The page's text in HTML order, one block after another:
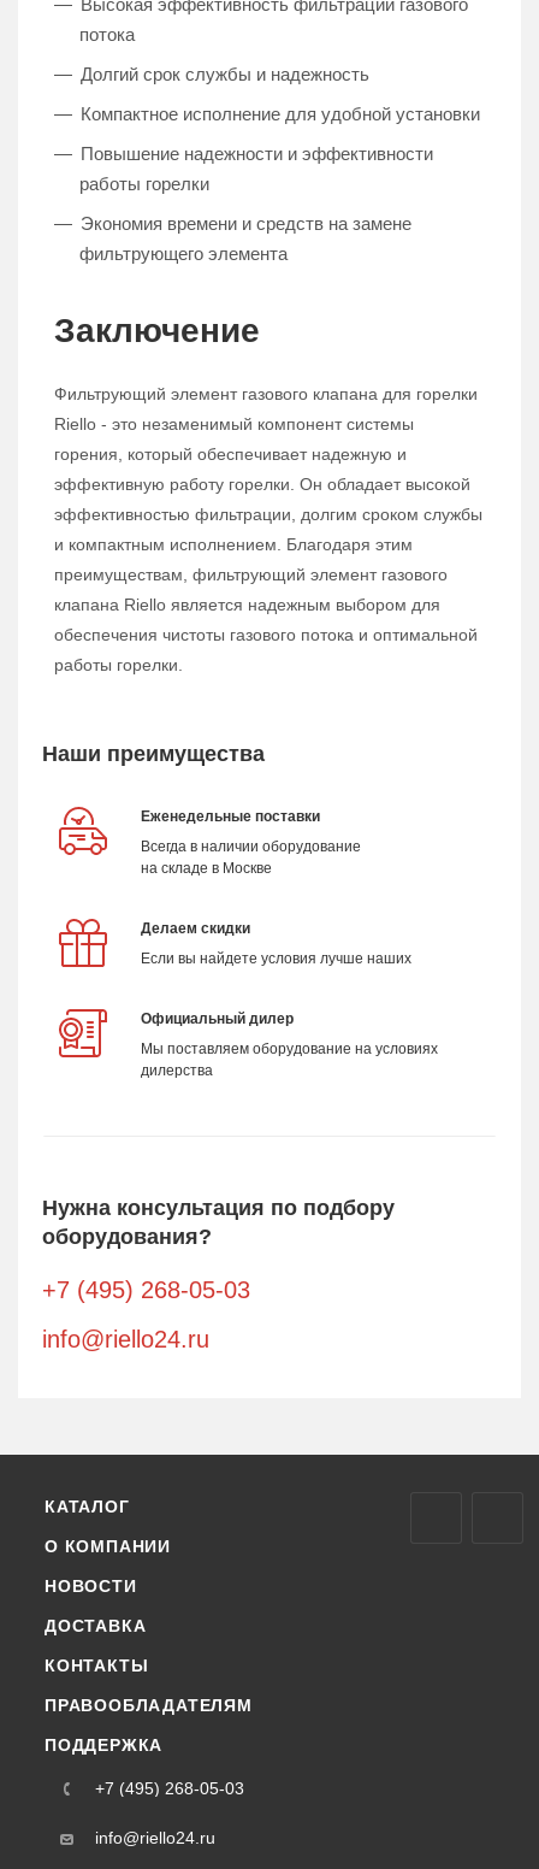
Высокая эффективность фильтрации газового
потока
Долгий срок службы и надежность
Компактное исполнение для удобной установки
Повышение надежности и эффективности
работы горелки
Экономия времени и средств на замене
фильтрующего элемента
Заключение
Фильтрующий элемент газового клапана для горелки
Riello - это незаменимый компонент системы
горения, который обеспечивает надежную и
эффективную работу горелки. Он обладает высокой
эффективностью фильтрации, долгим сроком службы
и компактным исполнением. Благодаря этим
преимуществам, фильтрующий элемент газового
клапана Riello является надежным выбором для
обеспечения чистоты газового потока и оптимальной
работы горелки.
Наши преимущества
Еженедельные поставки
Всегда в наличии оборудование
на складе в Москве
Делаем скидки
Если вы найдете условия лучше наших
Официальный дилер
Мы поставляем оборудование на условиях
дилерства
Нужна консультация по подбору
оборудования?
+7 (495) 268-05-03
info@riello24.ru
КАТАЛОГ
О КОМПАНИИ
НОВОСТИ
ДОСТАВКА
КОНТАКТЫ
ПРАВООБЛАДАТЕЛЯМ
ПОДДЕРЖКА
+7 (495) 268-05-03
info@riello24.ru